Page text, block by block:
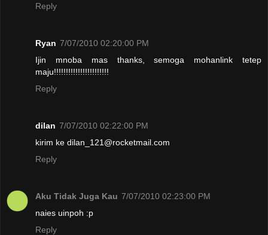
Reply
Ryan 7/07/2010 02:20:00 PM
Ijin mnoba mas thanks, semoga mohanlink tetep
maju!!!!!!!!!!!!!!!!!!!!!!!
Reply
dilan 7/07/2010 02:22:00 PM
kirim ke dilan_121@rocketmail.com
Reply
Aku Tidak Juga Kau 7/07/2010 02:23:00 PM
naies uinpoh :p
Reply